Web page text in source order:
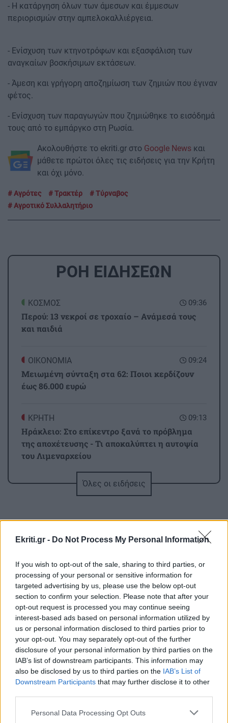
Ekriti.gr - Do Not Process My Personal Information
If you wish to opt-out of the sale, sharing to third parties, or
processing of your personal or sensitive information for
targeted advertising by us, please use the below opt-out
section to confirm your selection. Please note that after your
opt-out request is processed you may continue seeing
interest-based ads based on personal information utilized by
us or personal information disclosed to third parties prior to
your opt-out. You may separately opt-out of the further
disclosure of your personal information by third parties on the
IAB’s list of downstream participants. This information may
also be disclosed by us to third parties on the IAB’s List of
Downstream Participants that may further disclose it to other
Personal Data Processing Opt Outs
- Η κατάργηση όλων των άμεσων και έμμεσων
περιορισμών στην αμπελοκαλλιέργεια.
- Ενίσχυση των κτηνοτρόφων και εξασφάλιση των
αναγκαίων βοσκήσιμων εκτάσεων.
- Άμεση και γρήγορη αποζημίωση των ζημιών που έγιναν
φέτος.
- Ενίσχυση των παραγωγών που ζημιώθηκε το εισόδημά
τους από το εμπάργκο στη Ρωσία.
Ακολουθήστε το ekriti.gr στο Google News και
μάθετε πρώτοι όλες τις ειδήσεις για την Κρήτη
και όχι μόνο.
Αγρότες Τρακτέρ
Τύρναβος
Αγροτικό Συλλαλητήριο
ΡΟΗ ΕΙΔΗΣΕΩΝ
09:36
ΚΟΣΜΟΣ
Περού: 13 νεκροί σε τροχαίο – Ανάμεσά τους
και παιδιά
09:24
ΟΙΚΟΝΟΜΙΑ
Μειωμένη σύνταξη στα 62: Ποιοι κερδίζουν
έως 86.000 ευρώ
09:13
ΚΡΗΤΗ
Ηράκλειο: Στο επίκεντρο ξανά το πρόβλημα
της αποχέτευσης - Τι αποκαλύπτει η αυτοψία
του Λιμεναρχείου
GOSSIP - LIFESTYLE
08:49
Τροχαίο στην Αθηνών-Σουνίου: Μηχανή ΔΙΑΣ
τραυματίες
08:35
ΚΟΣΜΟΣ
Ιράν: «Δεν ανοίγουν τα Στενά του Ορμούζ αν
δεν αλλάξουν στάση οι ΗΠΑ»
08:23
ΚΡΗΤΗ
Τραγωδία στον Κάβρο Χανίων - Νεκρή 62χρονη
τουρίστρια στη θάλασσα
08:11
ΚΡΗΤΗ
Όλες οι ειδήσεις
ΠΕΡΙΣΣΟΤΕΡΑ
ΚΟΣΜΟΣ
Περού: 13 νεκροί σε τροχαίο –
Ανάμεσά τους και παιδιά